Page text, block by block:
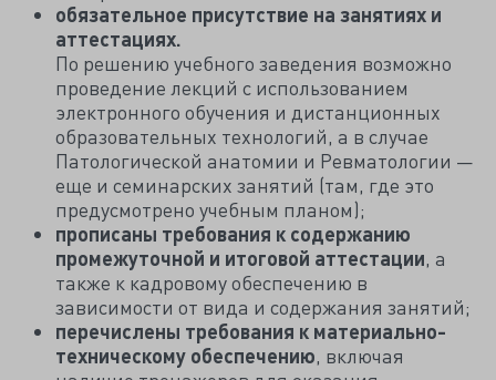
обязательное присутствие на занятиях и
аттестациях.
По решению учебного заведения возможно
проведение лекций с использованием
электронного обучения и дистанционных
образовательных технологий, а в случае
Патологической анатомии и Ревматологии —
еще и семинарских занятий (там, где это
предусмотрено учебным планом);
прописаны требования к содержанию
промежуточной и итоговой аттестации, а
также к кадровому обеспечению в
зависимости от вида и содержания занятий;
перечислены требования к материально-
техническому обеспечению, включая